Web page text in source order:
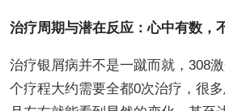
治疗周期与潜在反应：心中有数，
治疗银屑病并不是一蹴而就，308
个疗程大约需要全都0次治疗，很